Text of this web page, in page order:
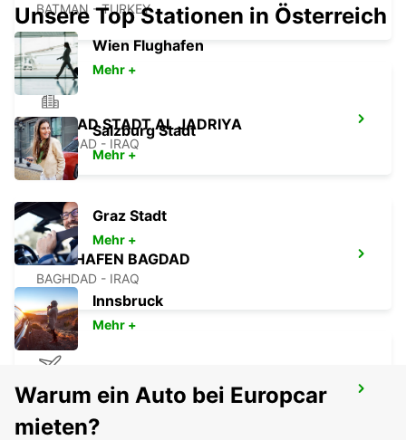
BATMAN - TURKEY
BAGDAD STADT AL JADRIYA
BAGHDAD - IRAQ
FLUGHAFEN BAGDAD
BAGHDAD - IRAQ
MUS FLUGHAFEN
Unsere Top Stationen in Österreich
Wien Flughafen
Mehr +
Salzburg Stadt
Mehr +
Graz Stadt
Mehr +
Innsbruck
Mehr +
Warum ein Auto bei Europcar
mieten?